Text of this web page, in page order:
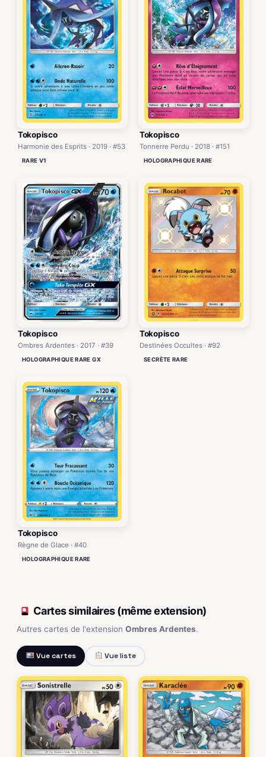
Tokopisco
Harmonie des Esprits · 2019 · #53
RARE V1
Tokopisco
Tonnerre Perdu · 2018 · #151
HOLOGRAPHIQUE RARE
Tokopisco
Ombres Ardentes · 2017 · #39
HOLOGRAPHIQUE RARE GX
Tokopisco
Destinées Occultes · #92
SECRÈTE RARE
Tokopisco
Règne de Glace · #40
HOLOGRAPHIQUE RARE
Cartes similaires (même extension)
Autres cartes de l'extension Ombres Ardentes.
Vue cartes Vue liste